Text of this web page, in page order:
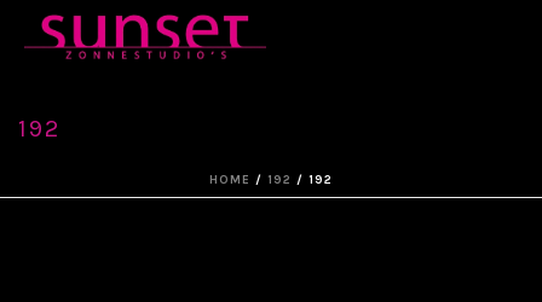
192
HOME / 192 / 192